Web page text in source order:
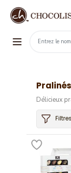
Délicieux
Filtres